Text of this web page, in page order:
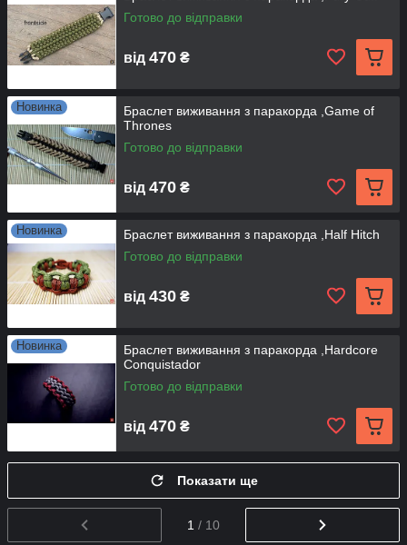
Готово до відправки
від 470 ₴
Новинка
Браслет виживання з паракорда ,Game of
Thrones
Готово до відправки
від 470 ₴
Новинка
Браслет виживання з паракорда ,Half Hitch
Готово до відправки
від 430 ₴
Новинка
Браслет виживання з паракорда ,Hardcore
Conquistador
Готово до відправки
від 470 ₴
Показати ще
1 / 10